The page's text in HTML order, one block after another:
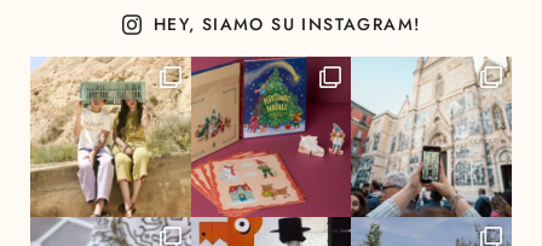
HEY, SIAMO SU INSTAGRAM!